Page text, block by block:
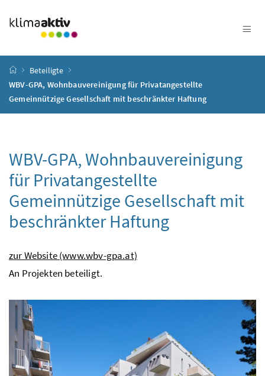
Startseite
Beteiligte
WBV-GPA, Wohnbauvereinigung für Privatangestellte
Gemeinnützige Gesellschaft mit beschränkter Haftung
WBV-GPA, Wohnbauvereinigung
für Privatangestellte
Gemeinnützige Gesellschaft mit
beschränkter Haftung
zur Website (www.wbv-gpa.at)
An Projekten beteiligt.